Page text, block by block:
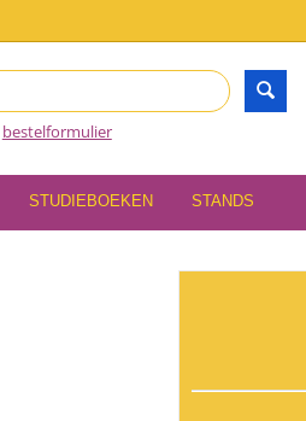
bestelformulier
STUDIEBOEKEN STANDS